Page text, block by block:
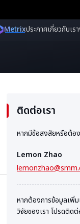
Metrixประกาศเกี่ยวกับเรา
ติดต่อเรา
หากมีข้อสงสัยหรือต้อ
Lemon Zhao
หากต้องการข้อมูลเพิ่ม
วิจัยของเรา โปรดติดต่